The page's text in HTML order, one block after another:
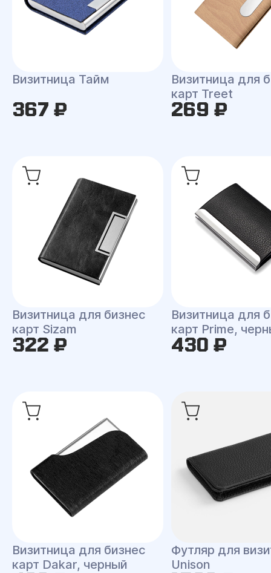
Визитница Тайм
367 ₽
Визитница для
карт Treet
269 ₽
Визитница для бизнес
карт Sizam
322 ₽
Визитница для
карт Prime,
430 ₽
Визитница для бизнес
карт Dakar, черный
Футляр для
Unison